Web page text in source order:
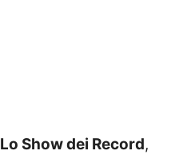
Lo Show dei Record,